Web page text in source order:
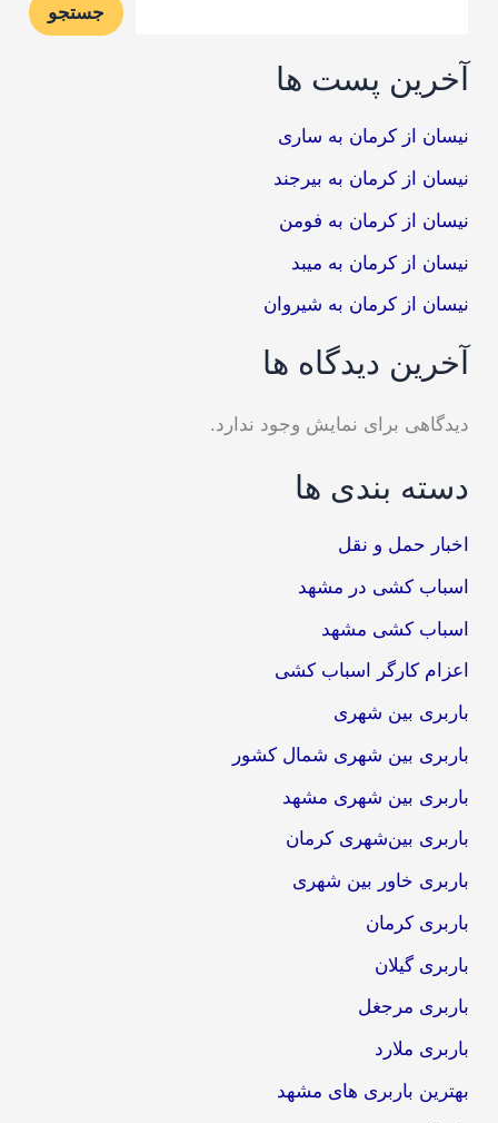
جستجو
آخرین پست ها
نیسان از کرمان به ساری
نیسان از کرمان به بیرجند
نیسان از کرمان به فومن
نیسان از کرمان به میبد
نیسان از کرمان به شیروان
آخرین دیدگاه ها
دیدگاهی برای نمایش وجود ندارد.
دسته بندی ها
اخبار حمل و نقل
اسباب کشی در مشهد
اسباب کشی مشهد
اعزام کارگر اسباب کشی
باربری بین شهری
باربری بین شهری شمال کشور
باربری بین شهری مشهد
باربری بین‌شهری کرمان
باربری خاور بین شهری
باربری کرمان
باربری گیلان
باربری مرجغل
باربری ملارد
بهترین باربری های مشهد